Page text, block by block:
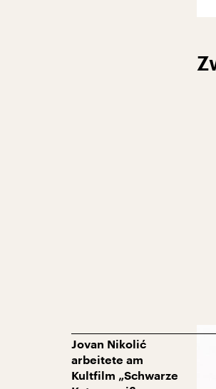
Jovan Nikolić
arbeitete am
Kultfilm „Schwarze